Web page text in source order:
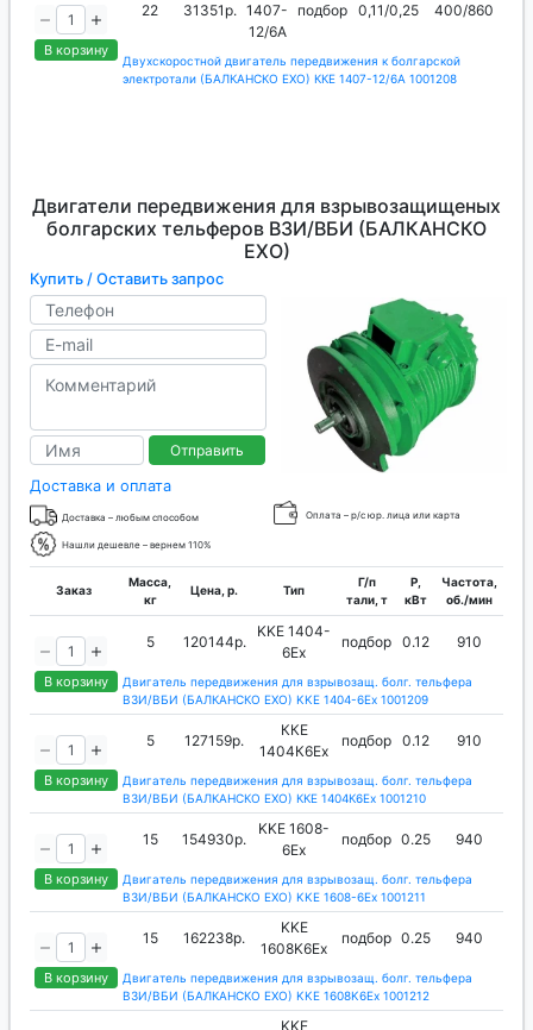
В корзину
22 31351р. 1407-
12/6А
подбор 0,11/0,25 400/860
Двухскоростной двигатель передвижения к болгарской
электротали (БАЛКАНСКО ЕХО) ККЕ 1407-12/6А 1001208
Двигатели передвижения для взрывозащищеных
болгарских тельферов ВЗИ/ВБИ (БАЛКАНСКО
ЕХО)
Купить / Оставить запрос
Отправить
Доставка и оплата
Доставка – любым способом Оплата – р/с юр. лица или карта
Нашли дешевле – вернем 110%
Заказ
Масса,
кг
Цена, р. Тип
Г/п
тали, т
P,
кВт
Частота,
об./мин
В корзину
5 120144р.
KKЕ 1404-
6Ex
подбор 0.12 910
Двигатель передвижения для взрывозащ. болг. тельфера
ВЗИ/ВБИ (БАЛКАНСКО ЕХО) KKЕ 1404-6Ex 1001209
В корзину
5 127159р.
ККЕ
1404К6Ех
подбор 0.12 910
Двигатель передвижения для взрывозащ. болг. тельфера
ВЗИ/ВБИ (БАЛКАНСКО ЕХО) ККЕ 1404К6Ех 1001210
В корзину
15 154930р.
KKЕ 1608-
6Ex
подбор 0.25 940
Двигатель передвижения для взрывозащ. болг. тельфера
ВЗИ/ВБИ (БАЛКАНСКО ЕХО) KKЕ 1608-6Ex 1001211
В корзину
15 162238р.
KKЕ
1608K6Ex
подбор 0.25 940
Двигатель передвижения для взрывозащ. болг. тельфера
ВЗИ/ВБИ (БАЛКАНСКО ЕХО) KKЕ 1608K6Ex 1001212
KKЕ